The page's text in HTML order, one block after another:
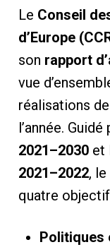
Le Conseil
d’Europe
son rapport
vue
réalisations
l’année. Guidé
2021–2030et
2021–2022, le
quatre
Politiques